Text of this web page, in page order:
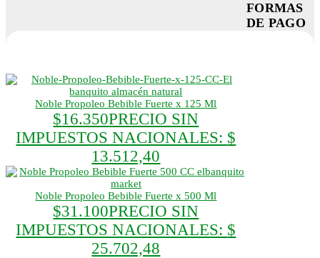
Noble Propoleo Bebible Fuerte x 125 Ml
$16.350PRECIO SIN
IMPUESTOS NACIONALES: $
13.512,40
Noble Propoleo Bebible Fuerte x 500 Ml
$31.100PRECIO SIN
IMPUESTOS NACIONALES: $
25.702,48
FORMAS
DE PAGO